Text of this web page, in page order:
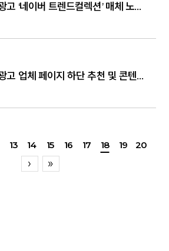
[네이버] 쇼핑검색광고 ‘네이버 트렌드컬렉션’ 매체 노출 종료 안내
[네이버] 플레이스광고 업체 페이지 하단 추천 및 콘텐츠 지면 숙박 업종 노출 확대
13 14 15 16 17 18 19 20